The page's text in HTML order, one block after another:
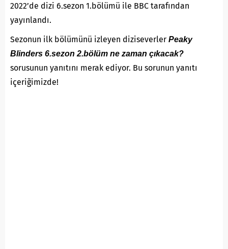
2022’de dizi 6.sezon 1.bölümü ile BBC tarafından
yayınlandı.
Sezonun ilk bölümünü izleyen diziseverler Peaky
Blinders 6.sezon 2.bölüm ne zaman çıkacak?
sorusunun yanıtını merak ediyor. Bu sorunun yanıtı
içeriğimizde!